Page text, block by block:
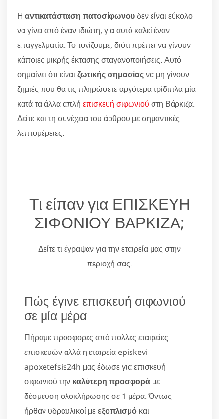
Η αντικατάσταση πατοσίφωνουδεν είναι εύκολο
να γίνει από έναν ιδιώτη, για αυτό καλεί έναν
επαγγελματία. Το τονίζουμε, διότι πρέπει να γίνουν
κάποιες μικρής έκτασης σταγανοποιήσεις. Αυτό
σημαίνει ότι είναι ζωτικής σημασίαςνα μη γίνουν
ζημιές που θα τις πληρώσετε αργότερα τρίδιπλα μία
κατά τα άλλα απλή επισκευή σιφωνιού στη Βάρκιζα.
Δείτε και τη συνέχεια του άρθρου με σημαντικές
λεπτομέρειες.
Τι είπαν για ΕΠΙΣΚΕΥΗ
ΣΙΦΟΝΙΟΥ ΒΑΡΚΙΖΑ;
Δείτε τι έγραψαν για την εταιρεία μας στην
περιοχή σας.
Πώς έγινε επισκευή σιφωνιού
σε μία μέρα
Πήραμε προσφορές από πολλές εταιρείες
επισκευών αλλά η εταιρεία episkevi-
apoxetefsis24h μας έδωσε για επισκευή
σιφωνιού την καλύτερη προσφορά με
δέσμευση ολοκλήρωσης σε 1 μέρα. Όντως
ήρθαν υδραυλικοί μεεξοπλισμό και